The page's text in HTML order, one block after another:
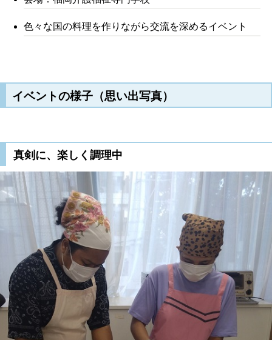
色々な国の料理を作りながら交流を深めるイベント
イベントの様子（思い出写真）
真剣に、楽しく調理中